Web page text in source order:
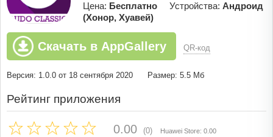
Цена: Бесплатно Устройства: Андроид
(Хонор, Хуавей)
Скачать в AppGallery QR-код
Версия: 1.0.0 от 18 сентября 2020 Размер: 5.5 Мб
Рейтинг приложения
0.00 (0) Huawei Store: 0.00